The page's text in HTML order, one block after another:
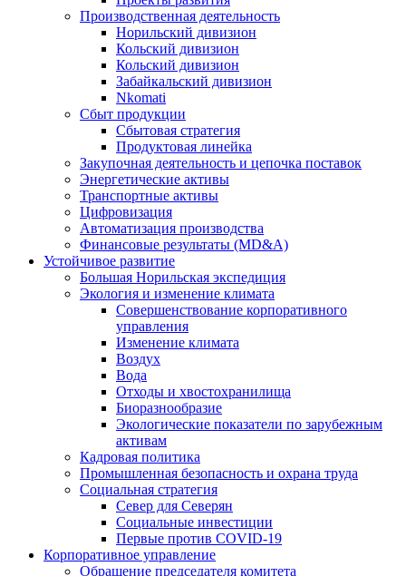
Производственная деятельность
Норильский дивизион
Кольский дивизион
Кольский дивизион
Забайкальский дивизион
Nkomati
Сбыт продукции
Сбытовая стратегия
Продуктовая линейка
Закупочная деятельность и цепочка поставок
Энергетические активы
Транспортные активы
Цифровизация
Автоматизация производства
Финансовые результаты (MD&A)
Устойчивое развитие
Большая Норильская экспедиция
Экология и изменение климата
Совершенствование корпоративного
управления
Изменение климата
Воздух
Вода
Отходы и хвостохранилища
Биоразнообразие
Экологические показатели по зарубежным
активам
Кадровая политика
Промышленная безопасность и охрана труда
Социальная стратегия
Север для Северян
Социальные инвестиции
Первые против COVID‑19
Корпоративное управление
Обращение председателя комитета